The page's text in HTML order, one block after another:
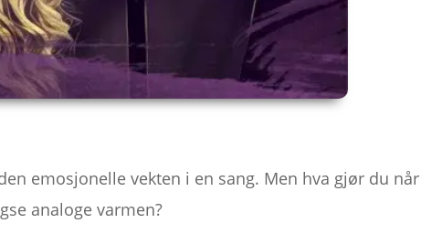
emosjonelle vekten i en sang. Men hva gjør du når
analoge varmen?